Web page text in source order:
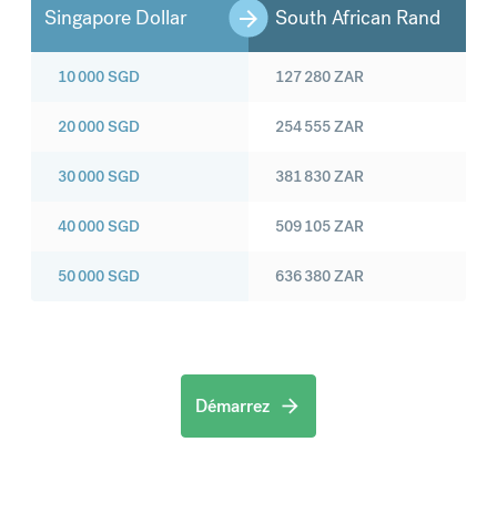
Singapore Dollar South African Rand
10 000SGD
20 000SGD
30 000SGD
40 000SGD
50 000SGD
127 280ZAR
254 555ZAR
381 830ZAR
509 105ZAR
636 380ZAR
Démarrez